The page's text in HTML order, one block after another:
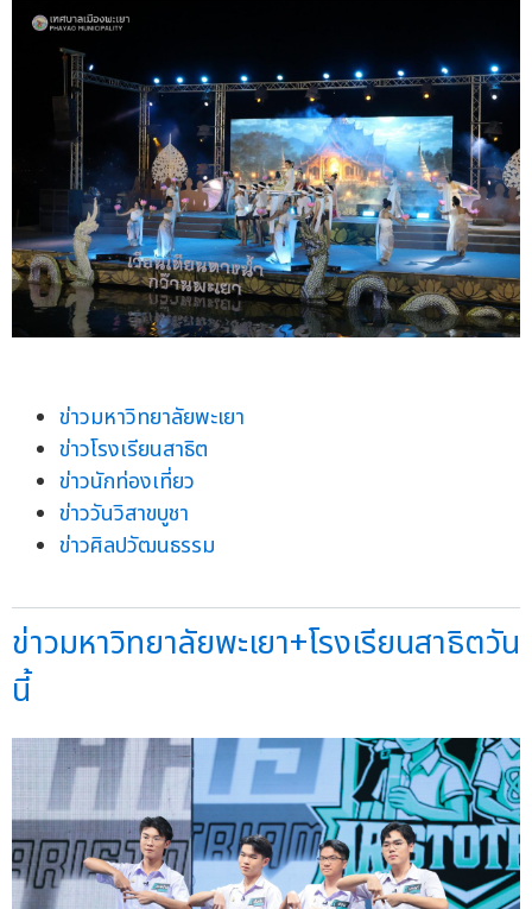
ข่าวมหาวิทยาลัยพะเยา
ข่าวโรงเรียนสาธิต
ข่าวนักท่องเที่ยว
ข่าววันวิสาขบูชา
ข่าวศิลปวัฒนธรรม
ข่าวมหาวิทยาลัยพะเยา+โรงเรียนสาธิตวัน
นี้